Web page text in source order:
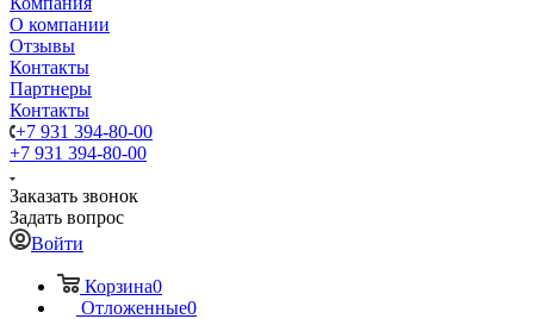
О компании
Отзывы
Контакты
Партнеры
Контакты
+7 931 394-80-00
+7 931 394-80-00
Заказать звонок
Задать вопрос
Войти
Корзина0
Отложенные0